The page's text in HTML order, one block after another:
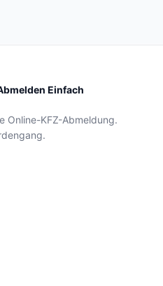
Einfach
Online-KFZ-Abmeldung.